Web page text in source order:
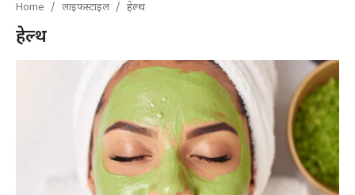
Home
Home लाइफस्टाइल हेल्थ
हेल्थ